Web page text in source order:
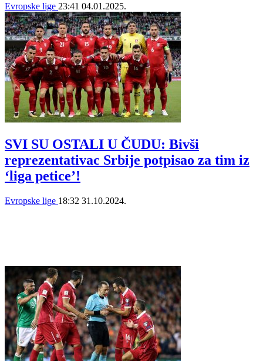
Evropske lige 23:41 04.01.2025.
SVI SU OSTALI U ČUDU: Bivši
reprezentativac Srbije potpisao za tim iz
‘liga petice’!
Evropske lige 18:32 31.10.2024.